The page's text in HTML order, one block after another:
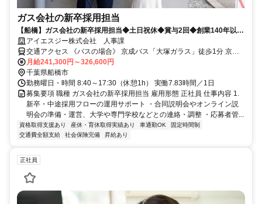
ガス会社の新卒採用担当
【船橋】ガス会社の新卒採用担当◆土日祝休◆賞与2回◆創業140年以上
の老舗企業
アイエスジー株式会社 人事課
交通アクセス 《バスの場合》 京成バス「大塚ガラス」徒歩1分 京成
バス千葉セントラル「エステ・シティ」徒歩5分 《車の場合》 武蔵野
線 船橋法典駅 車5分 東武野田線 馬込沢駅 車6分 東武野田線 塚田駅 車
8分
月給241,300円～326,600円
千葉県船橋市
勤務曜日・時間 8:40～17:30（休憩1h） 実働7.83時間／1日
募集要項 職種 ガス会社の新卒採用担当 雇用形態 正社員 仕事内容 1.
新卒・中途採用フローの運用サポート ・合同説明会やオンライン説
明会の準備・運営、大学や専門学校などとの連絡・調整 ・応募者管...
資格取得支援あり 産休・育休取得実績あり 車通勤OK
固定時間制
交通費全額支給
社会保険完備 昇給あり
正社員